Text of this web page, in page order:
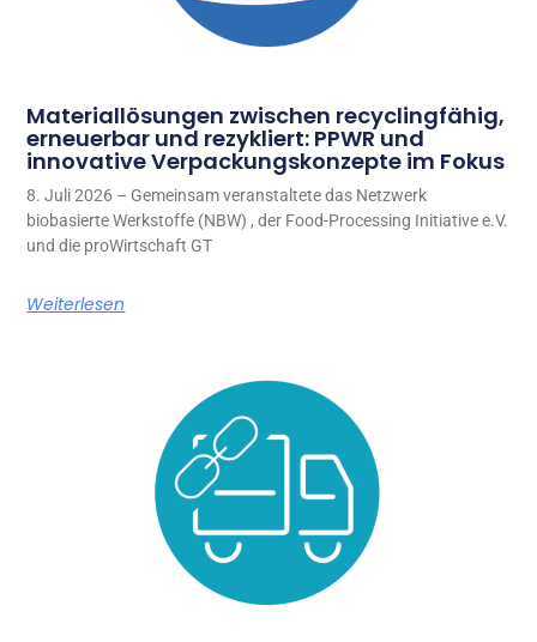
Materiallösungen zwischen recyclingfähig,
erneuerbar und rezykliert: PPWR und
innovative Verpackungskonzepte im Fokus
8. Juli 2026 – Gemeinsam veranstaltete das Netzwerk
biobasierte Werkstoffe (NBW) , der Food-Processing Initiative e.V.
und die proWirtschaft GT
Weiterlesen